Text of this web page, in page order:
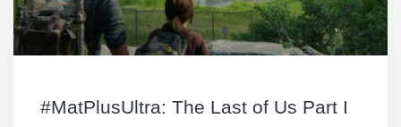
#MatPlusUltra: The Last of Us Part I